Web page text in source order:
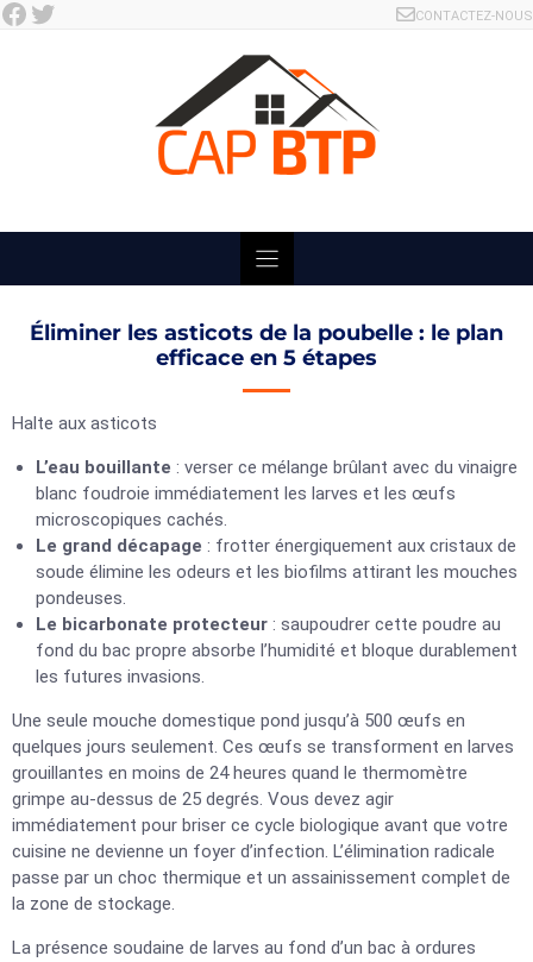
Skip
Facebook Twitter CONTACTEZ-NOUS
Éliminer les asticots de la poubelle : le plan
efficace en 5 étapes
Halte aux asticots
L’eau bouillante : verser ce mélange brûlant avec du vinaigre
blanc foudroie immédiatement les larves et les œufs
microscopiques cachés.
Le grand décapage : frotter énergiquement aux cristaux de
soude élimine les odeurs et les biofilms attirant les mouches
pondeuses.
Le bicarbonate protecteur : saupoudrer cette poudre au
fond du bac propre absorbe l’humidité et bloque durablement
les futures invasions.
Une seule mouche domestique pond jusqu’à 500 œufs en
quelques jours seulement. Ces œufs se transforment en larves
grouillantes en moins de 24 heures quand le thermomètre
grimpe au-dessus de 25 degrés. Vous devez agir
immédiatement pour briser ce cycle biologique avant que votre
cuisine ne devienne un foyer d’infection. L’élimination radicale
passe par un choc thermique et un assainissement complet de
la zone de stockage.
La présence soudaine de larves au fond d’un bac à ordures